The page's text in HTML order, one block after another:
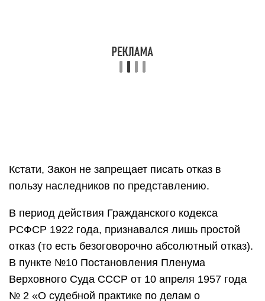
Кстати, Закон не запрещает писать отказ в
пользу наследников по представлению.
В период действия Гражданского кодекса
РСФСР 1922 года, признавался лишь простой
отказ (то есть безоговорочно абсолютный отказ).
В пункте №10 Постановления Пленума
Верховного Суда СССР от 10 апреля 1957 года
№ 2 «О судебной практике по делам о